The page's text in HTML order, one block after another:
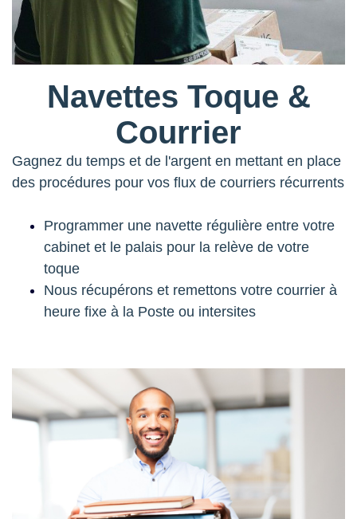
Navettes Toque &
Courrier
Gagnez du temps et de l'argent en mettant en place
des procédures pour vos flux de courriers récurrents
Programmer une navette régulière entre votre
cabinet et le palais pour la relève de votre
toque
Nous récupérons et remettons votre courrier à
heure fixe à la Poste ou intersites